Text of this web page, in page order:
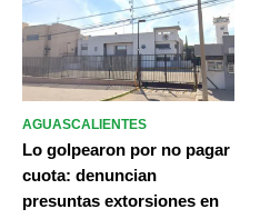
AGUASCALIENTES
Lo golpearon por no pagar
cuota: denuncian
presuntas extorsiones en